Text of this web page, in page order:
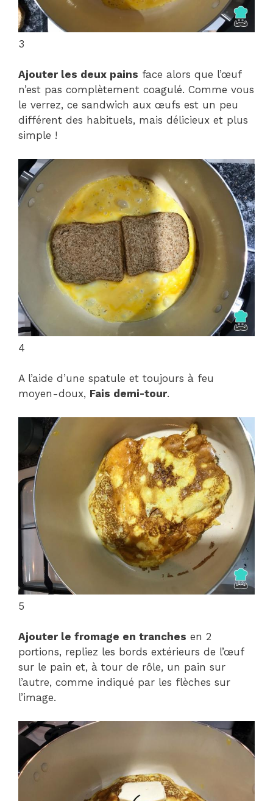
3
Ajouter les deux pains face alors que l’œuf
n’est pas complètement coagulé. Comme vous
le verrez, ce sandwich aux œufs est un peu
différent des habituels, mais délicieux et plus
simple !
4
A l’aide d’une spatule et toujours à feu
moyen-doux, Fais demi-tour.
5
Ajouter le fromage en tranches en 2
portions, repliez les bords extérieurs de l’œuf
sur le pain et, à tour de rôle, un pain sur
l’autre, comme indiqué par les flèches sur
l’image.